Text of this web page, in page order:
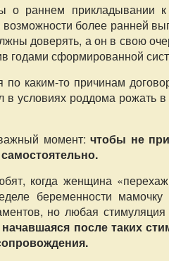
о раннем прикладывании
более ранней
доверять, а он в свою
годами сформированной
по каким-то причинам
в условиях роддома рожать
момент:чтобы не
когда женщина
беременности
но любая
после таких